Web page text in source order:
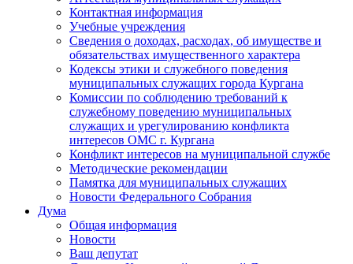
Контактная информация
Учебные учреждения
Сведения о доходах, расходах, об имуществе и
обязательствах имущественного характера
Кодексы этики и служебного поведения
муниципальных служащих города Кургана
Комиссии по соблюдению требований к
служебному поведению муниципальных
служащих и урегулированию конфликта
интересов ОМС г. Кургана
Конфликт интересов на муниципальной службе
Методические рекомендации
Памятка для муниципальных служащих
Новости Федерального Cобрания
Дума
Общая информация
Новости
Ваш депутат